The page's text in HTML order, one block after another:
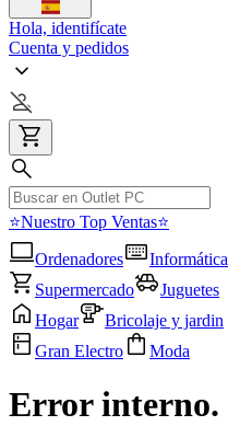
Hola, identifícate
Cuenta y pedidos
⭐Nuestro Top Ventas⭐
Ordenadores
Informática
Supermercado
Juguetes
Hogar
Bricolaje y jardin
Gran Electro
Moda
Error interno.